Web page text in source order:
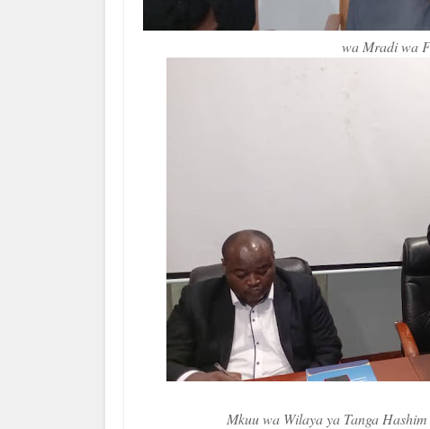
wa Mradi wa
Mkuu wa Wilaya ya Tanga